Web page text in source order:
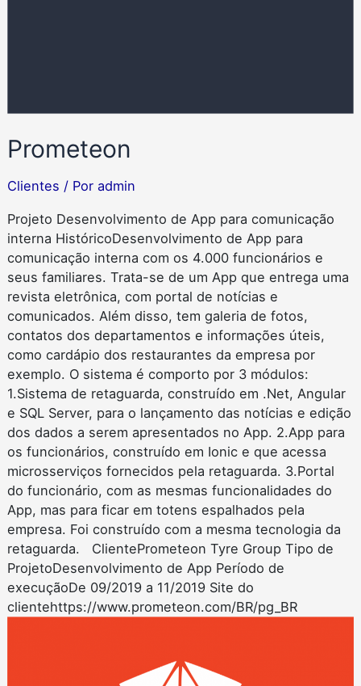
Prometeon
Clientes / Por admin
Projeto Desenvolvimento de App para comunicação
interna HistóricoDesenvolvimento de App para
comunicação interna com os 4.000 funcionários e
seus familiares. Trata-se de um App que entrega uma
revista eletrônica, com portal de notícias e
comunicados. Além disso, tem galeria de fotos,
contatos dos departamentos e informações úteis,
como cardápio dos restaurantes da empresa por
exemplo. O sistema é comporto por 3 módulos:
1.Sistema de retaguarda, construído em .Net, Angular
e SQL Server, para o lançamento das notícias e edição
dos dados a serem apresentados no App. 2.App para
os funcionários, construído em Ionic e que acessa
microsserviços fornecidos pela retaguarda. 3.Portal
do funcionário, com as mesmas funcionalidades do
App, mas para ficar em totens espalhados pela
empresa. Foi construído com a mesma tecnologia da
retaguarda. ClientePrometeon Tyre Group Tipo de
ProjetoDesenvolvimento de App Período de
execuçãoDe 09/2019 a 11/2019 Site do
clientehttps://www.prometeon.com/BR/pg_BR